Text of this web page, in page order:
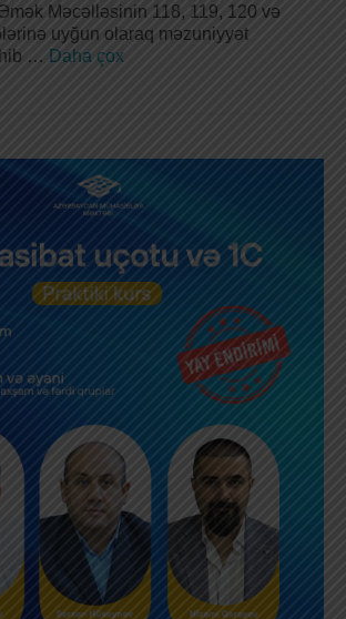
Məcəlləsinin 118, 119, 120 və
uyğun olaraq məzuniyyət
… Daha çox